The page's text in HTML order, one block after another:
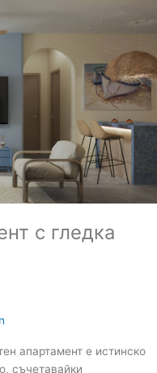
с гледка
апартамент е истинско
съчетавайки